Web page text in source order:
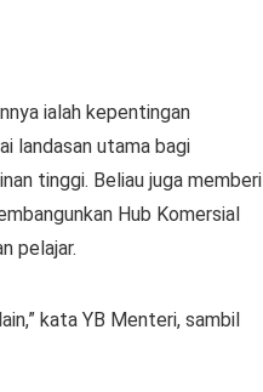
ialah kepentingan
landasan utama bagi
tinggi. Beliau juga memberi
Hub Komersial
pelajar.
kata YB Menteri, sambil